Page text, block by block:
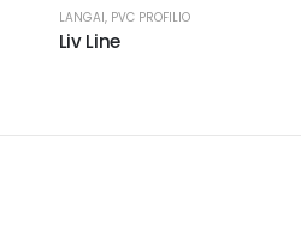
LANGAI, PVC PROFILIO
Liv Line